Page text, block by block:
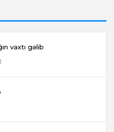
vaxtı gəlib